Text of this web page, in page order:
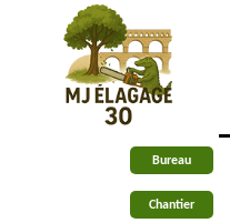
Bureau
Chantier